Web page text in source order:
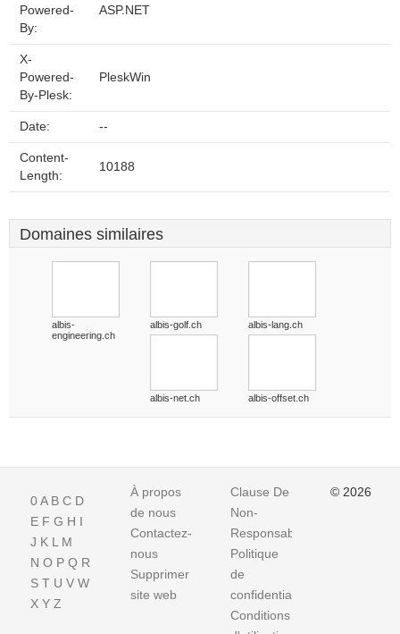
Powered-
By:
ASP.NET
X-
Powered-
By-Plesk:
PleskWin
Date: --
Content-
Length:
10188
Domaines similaires
albis-
engineering.ch
albis-golf.ch albis-lang.ch
albis-net.ch albis-offset.ch
0A B C D
E F G H I
J K L M
N O P Q R
S T U V W
X Y Z
À propos
de nous
Contactez-
nous
Supprimer
site web
Clause De
Non-
Responsabilite
Politique
de
confidentialité
Conditions
© 2026